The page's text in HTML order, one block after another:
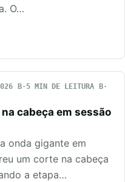
O…
5 MIN DE LEITURA
cabeça em sessão
onda gigante em
um corte na cabeça
a etapa…